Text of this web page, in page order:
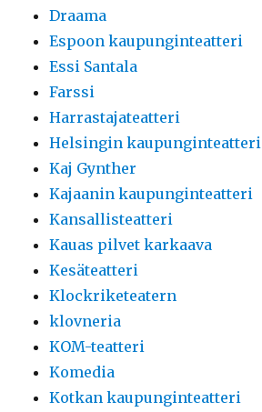
Draama
Espoon kaupunginteatteri
Essi Santala
Farssi
Harrastajateatteri
Helsingin kaupunginteatteri
Kaj Gynther
Kajaanin kaupunginteatteri
Kansallisteatteri
Kauas pilvet karkaava
Kesäteatteri
Klockriketeatern
klovneria
KOM-teatteri
Komedia
Kotkan kaupunginteatteri